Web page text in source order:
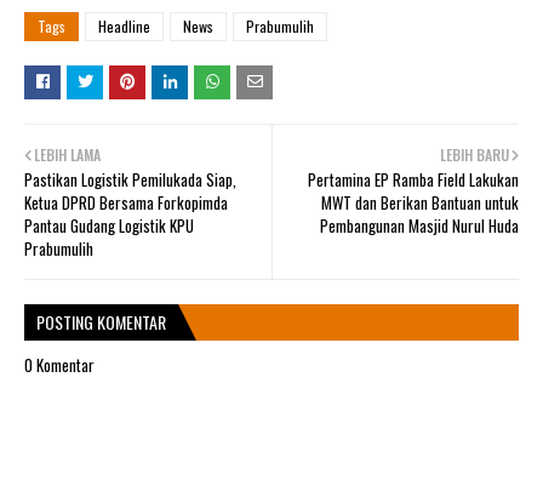
Tags Headline News Prabumulih
LEBIH BARU
Pertamina EP Ramba Field Lakukan
MWT dan Berikan Bantuan untuk
Pembangunan Masjid Nurul Huda
LEBIH LAMA
Pastikan Logistik Pemilukada Siap,
Ketua DPRD Bersama Forkopimda
Pantau Gudang Logistik KPU
Prabumulih
POSTING KOMENTAR
0 Komentar